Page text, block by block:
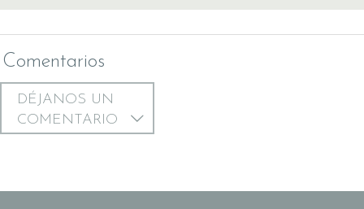
Comentarios
DÉJANOS UN
COMENTARIO